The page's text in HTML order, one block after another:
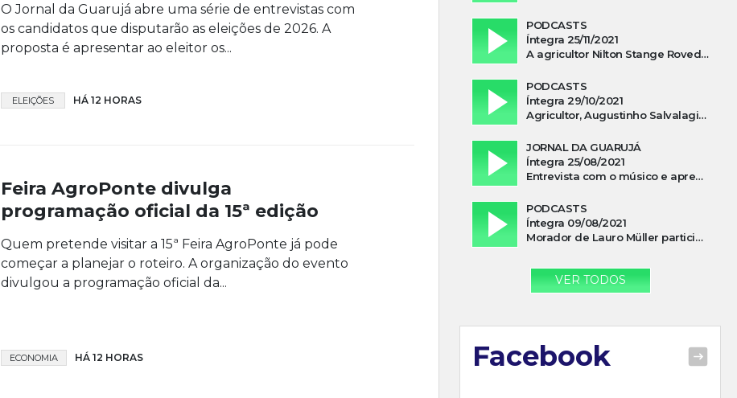
O Jornal da Guarujá abre uma série de entrevistas com
os candidatos que disputarão as eleições de 2026. A
proposta é apresentar ao eleitor os...
ELEIÇÕES HÁ 12 HORAS
Feira AgroPonte divulga
programação oficial da 15ª edição
Quem pretende visitar a 15ª Feira AgroPonte já pode
começar a planejar o roteiro. A organização do evento
divulgou a programação oficial da...
ECONOMIA HÁ 12 HORAS
PODCASTS
Íntegra 25/11/2021
A agricultor Nilton Stange Roveda, afirma ter recebido ajuda espiritual durante acidente
PODCASTS
Íntegra 29/10/2021
Agricultor, Augustinho Salvalagio, relata sobre aparição do Cavaleiro Negro no Rio das Furnas
JORNAL DA GUARUJÁ
Íntegra 25/08/2021
Entrevista com o músico e apresentador, Lismael Ferrareis, no Cidade e Campo
PODCASTS
Íntegra 09/08/2021
Morador de Lauro Müller participa de motociata em apoio a Bolsonaro
VER TODOS
Facebook